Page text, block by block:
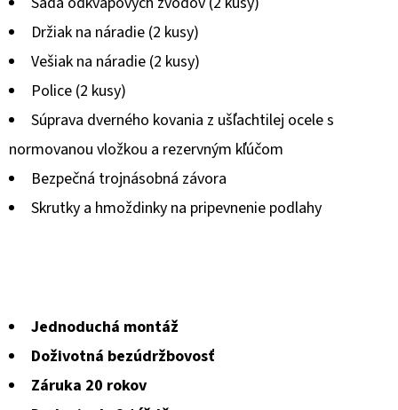
hviezdičiek.
Držiak na náradie (2 kusy)
Vešiak na náradie (2 kusy)
Police (2 kusy)
Súprava dverného kovania z ušľachtilej ocele s
normovanou vložkou a rezervným kľúčom
Bezpečná trojnásobná závora
Skrutky a hmoždinky na pripevnenie podlahy
Jednoduchá montáž
Doživotná bezúdržbovosť
Záruka 20 rokov